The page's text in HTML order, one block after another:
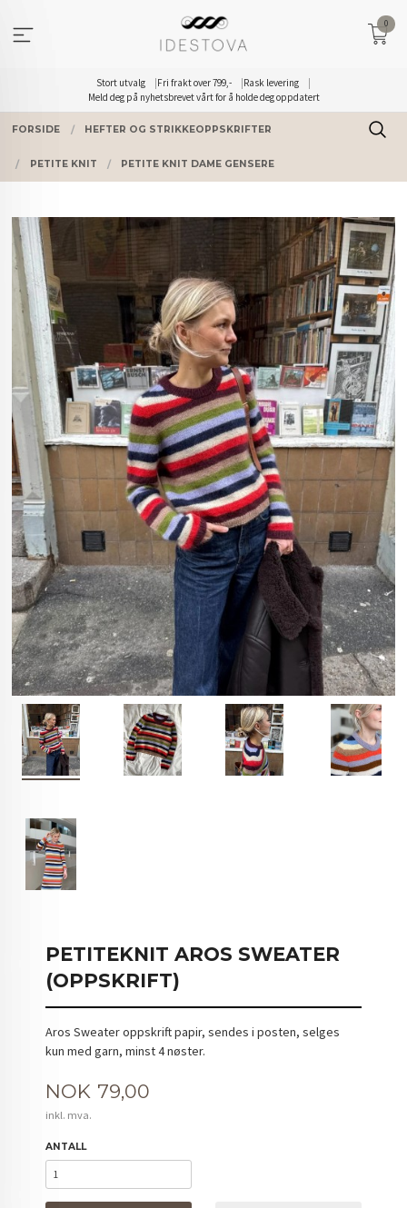
innholdet
Stort utvalg Fri frakt over 799,-
Rask levering
Meld deg på nyhetsbrevet vårt for å holde deg oppdatert
0
FORSIDE HEFTER OG STRIKKEOPPSKRIFTER
PETITE KNIT PETITE KNIT DAME GENSERE
PETITEKNIT AROS SWEATER
(OPPSKRIFT)
Aros Sweater oppskrift papir, sendes i posten, selges
kun med garn, minst 4 nøster.
Pris
NOK 79,00
inkl. mva.
ANTALL